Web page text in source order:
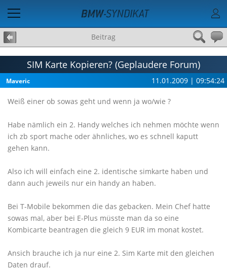
Beitrag
SIM Karte Kopieren? (Geplaudere Forum)
Maveric 11.01.2009 | 09:54:24
Weiß einer ob sowas geht und wenn ja wo/wie ?
Habe nämlich ein 2. Handy welches ich nehmen möchte wenn
ich zb sport mache oder ähnliches, wo es schnell kaputt
gehen kann.
Also ich will einfach eine 2. identische simkarte haben und
dann auch jeweils nur ein handy an haben.
Bei T-Mobile bekommen die das gebacken. Mein Chef hatte
sowas mal, aber bei E-Plus müsste man da so eine
Kombicarte beantragen die gleich 9 EUR im monat kostet.
Ansich brauche ich ja nur eine 2. Sim Karte mit den gleichen
Daten drauf.